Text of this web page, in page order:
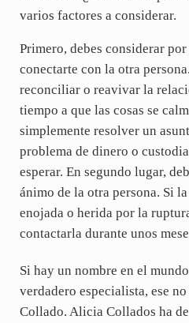
varios factores a considerar.
Primero, debes considerar
conectarte con la otra
reconciliar o reavivar la
tiempo a que las cosas se
simplemente resolver un
problema de dinero o
esperar. En segundo lugar,
ánimo de la otra persona. Si
enojada o herida por la
contactarla durante unos
Si hay un nombre en el
verdadero especialista, ese
Collado. Alicia Collados ha